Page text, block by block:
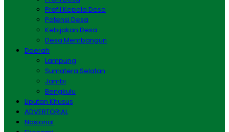
Profil Kepala Desa
Potensi Desa
Kebijakan Desa
Desa Membangun
Daerah
Lampung
Sumatera Selatan
Jambi
Bengkulu
Liputan Khusus
ADVERTORIAL
Nasional